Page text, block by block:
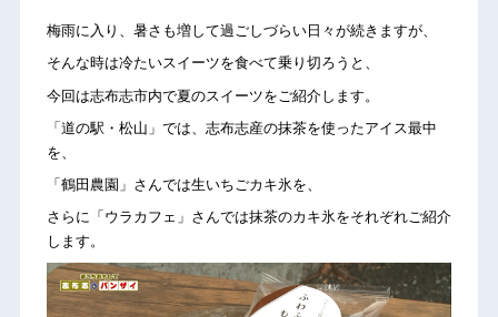
梅雨に入り、暑さも増して過ごしづらい日々が続きますが、
そんな時は冷たいスイーツを食べて乗り切ろうと、
今回は志布志市内で夏のスイーツをご紹介します。
「道の駅・松山」では、志布志産の抹茶を使ったアイス最中
を、
「鶴田農園」さんでは生いちごカキ氷を、
さらに「ウラカフェ」さんでは抹茶のカキ氷をそれぞれご紹介
します。